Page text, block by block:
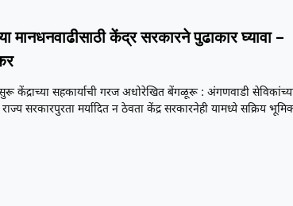
मानधनवाढीसाठी केंद्र सरकारने पुढाकार घ्यावा –
केंद्राच्या सहकार्याची गरज अधोरेखित बेंगळूरू : अंगणवाडी
सरकारपुरता मर्यादित न ठेवता केंद्र सरकारनेही यामध्ये सक्रिय